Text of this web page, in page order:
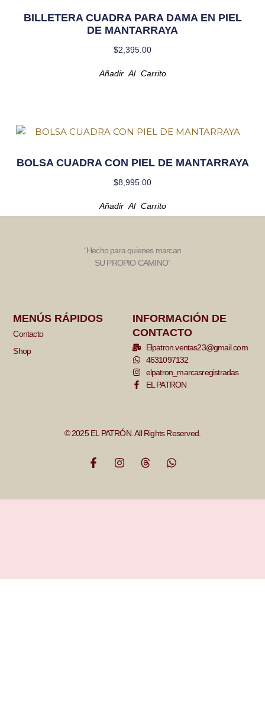
BILLETERA CUADRA PARA DAMA EN PIEL
DE MANTARRAYA
$2,395.00
Añadir Al Carrito
BOLSA CUADRA CON PIEL DE MANTARRAYA
$8,995.00
Añadir Al Carrito
“Hecho para quienes marcan
SU PROPIO CAMINO”
MENÚS RÁPIDOS
Contacto
Shop
INFORMACIÓN DE
CONTACTO
Elpatron.ventas23@gmail.com
4631097132
elpatron_marcasregistradas
EL PATRON
© 2025 EL PATRÓN. All Rights Reserved.